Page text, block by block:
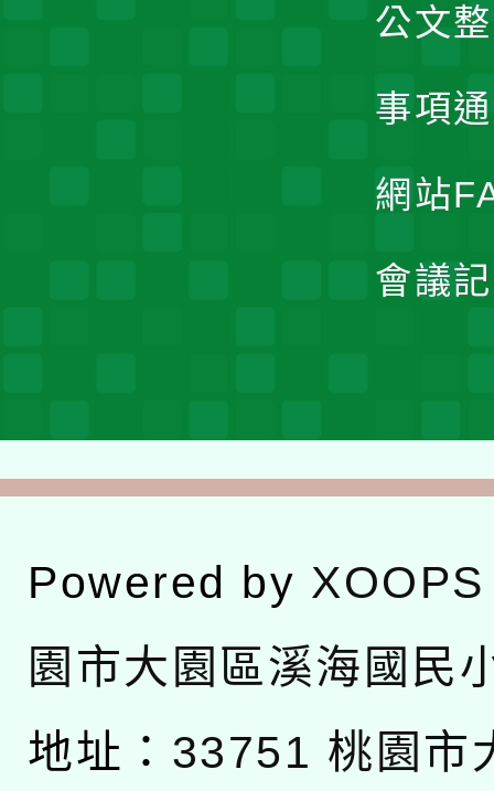
公文
事項
網站
會議
Powered by XOOPS
園市大園區溪海國民
地址： 33751 桃園市